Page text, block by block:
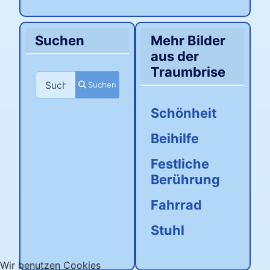
Suchen
Suchen
Suchen
Mehr Bilder
aus der
Traumbrise
Schönheit
Beihilfe
Festliche
Berührung
Fahrrad
Stuhl
Wir benutzen Cookies